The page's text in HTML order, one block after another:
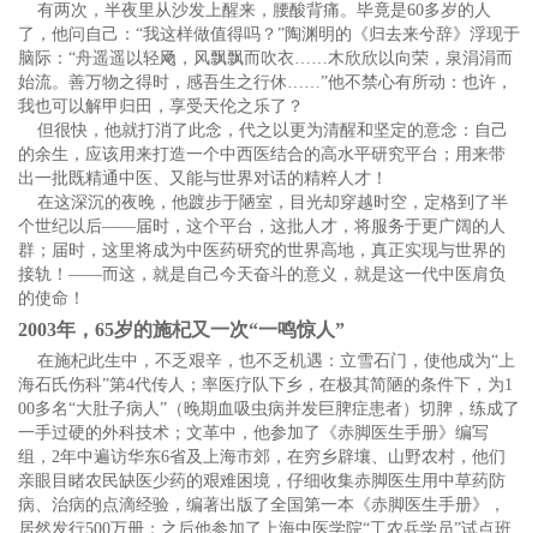
有两次，半夜里从沙发上醒来，腰酸背痛。毕竟是60多岁的人
了，他问自己：“我这样做值得吗？”陶渊明的《归去来兮辞》浮现于
脑际：“舟遥遥以轻飏，风飘飘而吹衣……木欣欣以向荣，泉涓涓而
始流。善万物之得时，感吾生之行休……”他不禁心有所动：也许，
我也可以解甲归田，享受天伦之乐了？
但很快，他就打消了此念，代之以更为清醒和坚定的意念：自己
的余生，应该用来打造一个中西医结合的高水平研究平台；用来带
出一批既精通中医、又能与世界对话的精粹人才！
在这深沉的夜晚，他踱步于陋室，目光却穿越时空，定格到了半
个世纪以后——届时，这个平台，这批人才，将服务于更广阔的人
群；届时，这里将成为中医药研究的世界高地，真正实现与世界的
接轨！——而这，就是自己今天奋斗的意义，就是这一代中医肩负
的使命！
2003年，65岁的施杞又一次“一鸣惊人”
在施杞此生中，不乏艰辛，也不乏机遇：立雪石门，使他成为“上
海石氏伤科”第4代传人；率医疗队下乡，在极其简陋的条件下，为1
00多名“大肚子病人”（晚期血吸虫病并发巨脾症患者）切脾，练成了
一手过硬的外科技术；文革中，他参加了《赤脚医生手册》编写
组，2年中遍访华东6省及上海市郊，在穷乡辟壤、山野农村，他们
亲眼目睹农民缺医少药的艰难困境，仔细收集赤脚医生用中草药防
病、治病的点滴经验，编著出版了全国第一本《赤脚医生手册》，
居然发行500万册；之后他参加了上海中医学院“工农兵学员”试点班